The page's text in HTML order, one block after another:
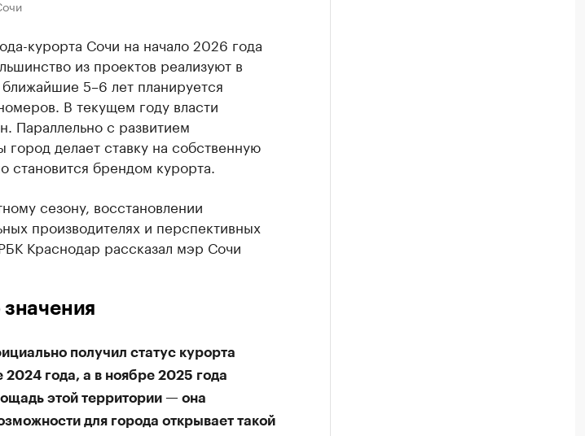
курорта Сочи на начало 2026 года
из проектов реализуют в
5–6 лет планируется
В текущем году власти
Параллельно с развитием
делает ставку на собственную
становится брендом курорта.
сезону, восстановлении
производителях и перспективных
Краснодар рассказал мэр Сочи
получил статус курорта
года, а в ноябре 2025 года
этой территории — она
для города открывает такой